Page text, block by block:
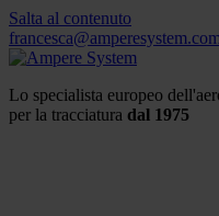
Salta al contenuto
francesca@amperesystem.com
Lo specialista europeo
per la tracciatura dal 1975